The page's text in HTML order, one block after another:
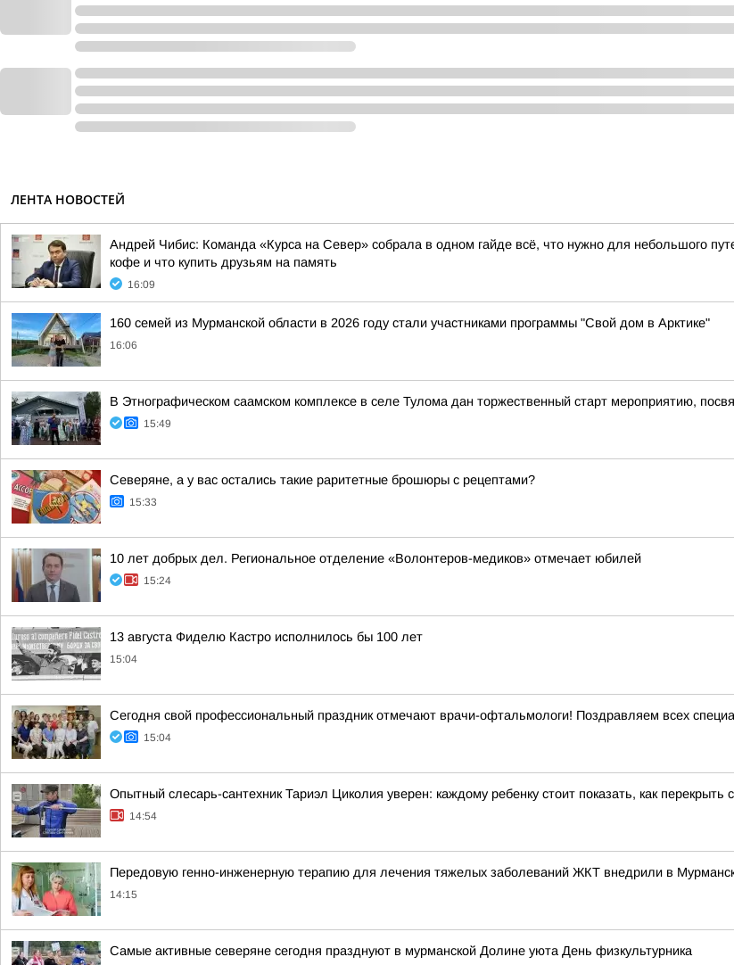
ЛЕНТА НОВОСТЕЙ
Андрей Чибис: Команда «Курса на Север» собрала в одном гайде всё, что нужно для небольшого
кофе и что купить друзьям на память
16:09
160 семей из Мурманской области в 2026 году стали участниками программы "Свой дом в Арктике"
16:06
В Этнографическом саамском комплексе в селе Тулома дан торжественный старт мероприятию,
15:49
Северяне, а у вас остались такие раритетные брошюры с рецептами?
15:33
10 лет добрых дел. Региональное отделение «Волонтеров-медиков» отмечает юбилей
15:24
13 августа Фиделю Кастро исполнилось бы 100 лет
15:04
Сегодня свой профессиональный праздник отмечают врачи-офтальмологи! Поздравляем всех
15:04
Опытный слесарь-сантехник Тариэл Циколия уверен: каждому ребенку стоит показать, как перекрыть
14:54
Передовую генно-инженерную терапию для лечения тяжелых заболеваний ЖКТ внедрили в
14:15
Самые активные северяне сегодня празднуют в мурманской Долине уюта День физкультурника